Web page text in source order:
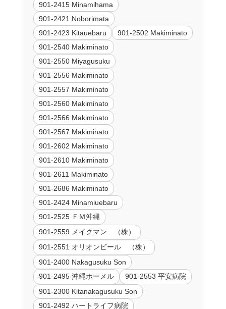
901-2415 Minamihama
901-2421 Noborimata
901-2423 Kitauebaru
901-2502 Makiminato
901-2540 Makiminato
901-2550 Miyagusuku
901-2556 Makiminato
901-2557 Makiminato
901-2560 Makiminato
901-2566 Makiminato
901-2567 Makiminato
901-2602 Makiminato
901-2610 Makiminato
901-2611 Makiminato
901-2686 Makiminato
901-2424 Minamiuebaru
901-2525 ＦＭ沖縄
901-2559 メイクマン （株）
901-2551 オリオンビール （株）
901-2400 Nakagusuku Son
901-2495 沖縄ホーメル
901-2553 平安病院
901-2300 Kitanakagusuku Son
901-2492 ハートライフ病院